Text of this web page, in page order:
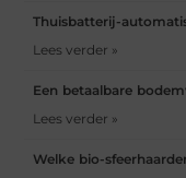
Thuisbatterij-
Lees verder »
Een betaalbare
Lees verder »
Welke bio-